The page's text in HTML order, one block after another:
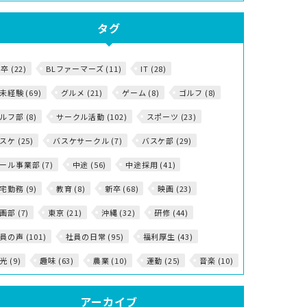
タグ
(22) BLファーマーズ (11) IT (28)
経験 (69) グルメ (21) ゲーム (8) ゴルフ (8)
フ部 (8) サークル活動 (102) スポーツ (23)
ケ (25) バスケサークル (7) バスケ部 (29)
ル事業部 (7) 中途 (56) 中途採用 (41)
勤務 (9) 教育 (8) 新卒 (68) 映画 (23)
部 (7) 東京 (21) 沖縄 (32) 研修 (44)
の声 (101) 社員の日常 (95) 福利厚生 (43)
(9) 趣味 (63) 農業 (10) 運動 (25) 音楽 (10)
アーカイブ